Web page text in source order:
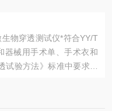
物穿透测试仪*符合YY/T
器械用手术单、手术衣和
验方法》标准中要求，